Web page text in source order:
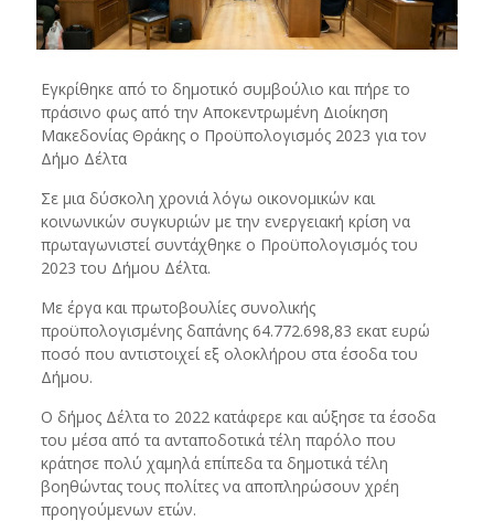
Εγκρίθηκε από το δημοτικό συμβούλιο και πήρε το
πράσινο φως από την Αποκεντρωμένη Διοίκηση
Μακεδονίας Θράκης ο Προϋπολογισμός 2023 για τον
Δήμο Δέλτα
Σε μια δύσκολη χρονιά λόγω οικονομικών και
κοινωνικών συγκυριών με την ενεργειακή κρίση να
πρωταγωνιστεί συντάχθηκε ο Προϋπολογισμός του
2023 του Δήμου Δέλτα.
Με έργα και πρωτοβουλίες συνολικής
προϋπολογισμένης δαπάνης 64.772.698,83 εκατ ευρώ
ποσό που αντιστοιχεί εξ ολοκλήρου στα έσοδα του
Δήμου.
Ο δήμος Δέλτα το 2022 κατάφερε και αύξησε τα έσοδα
του μέσα από τα ανταποδοτικά τέλη παρόλο που
κράτησε πολύ χαμηλά επίπεδα τα δημοτικά τέλη
βοηθώντας τους πολίτες να αποπληρώσουν χρέη
προηγούμενων ετών.